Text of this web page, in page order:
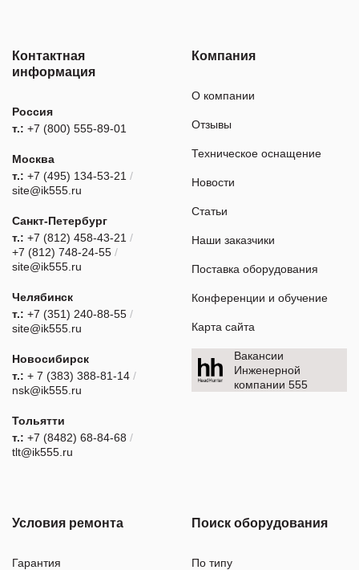
Контактная
информация
Россия
т.: +7 (800) 555-89-01
Москва
т.: +7 (495) 134-53-21 /
site@ik555.ru
Санкт-Петербург
т.: +7 (812) 458-43-21 /
+7 (812) 748-24-55 /
site@ik555.ru
Челябинск
т.: +7 (351) 240-88-55 /
site@ik555.ru
Новосибирск
т.: + 7 (383) 388-81-14 /
nsk@ik555.ru
Тольятти
т.: +7 (8482) 68-84-68 /
tlt@ik555.ru
Компания
О компании
Отзывы
Техническое оснащение
Новости
Статьи
Наши заказчики
Поставка оборудования
Конференции и обучение
Карта сайта
Вакансии
Инженерной
компании 555
Условия ремонта
Гарантия
Поиск оборудования
По типу